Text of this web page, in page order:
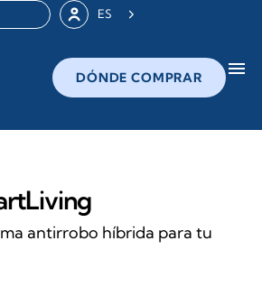
ES
DÓNDE COMPRAR menu
antirrobo híbrida para tu